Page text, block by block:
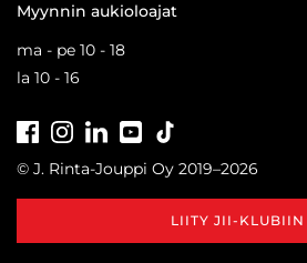
Myynnin aukioloajat
ma - pe 10 - 18
la 10 - 16
FacebookInstagramLinkedInYoutube
© J. Rinta-Jouppi Oy 2019–2026
LIITY JII-KLUBIIN